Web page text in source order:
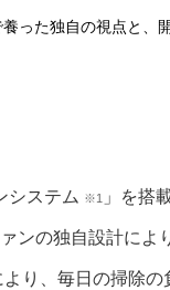
った独自の視点と
システム ※1 」を搭
ンの独自設計によ
り、毎日の掃除の